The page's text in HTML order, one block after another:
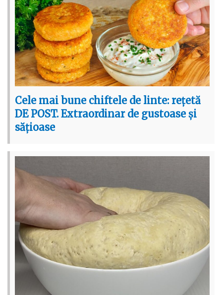
Cele mai bune chiftele de linte: rețetă
DE POST. Extraordinar de gustoase și
sățioase